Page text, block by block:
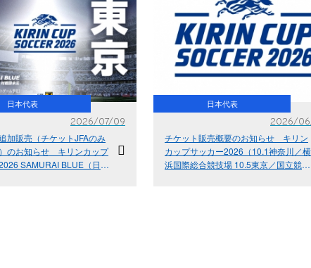
日本代表
2026/07/09
加販売（チケットJFAのみ
のお知らせ キリンカップ
SAMURAI BLUE（日本
日本代表
2026/
チケット販売概要のお知らせ キリン
カップサッカー2026（10.1神奈川／横
浜国際総合競技場 10.5東京／国立競技